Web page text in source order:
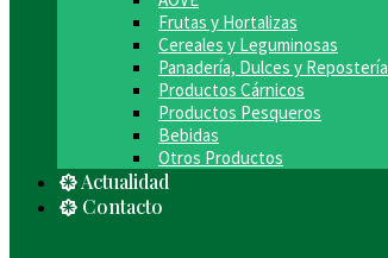
Frutas y Hortalizas
Cereales y Leguminosas
Panadería, Dulces y Repostería
Productos Cárnicos
Productos Pesqueros
Bebidas
Otros Productos
Actualidad
Contacto